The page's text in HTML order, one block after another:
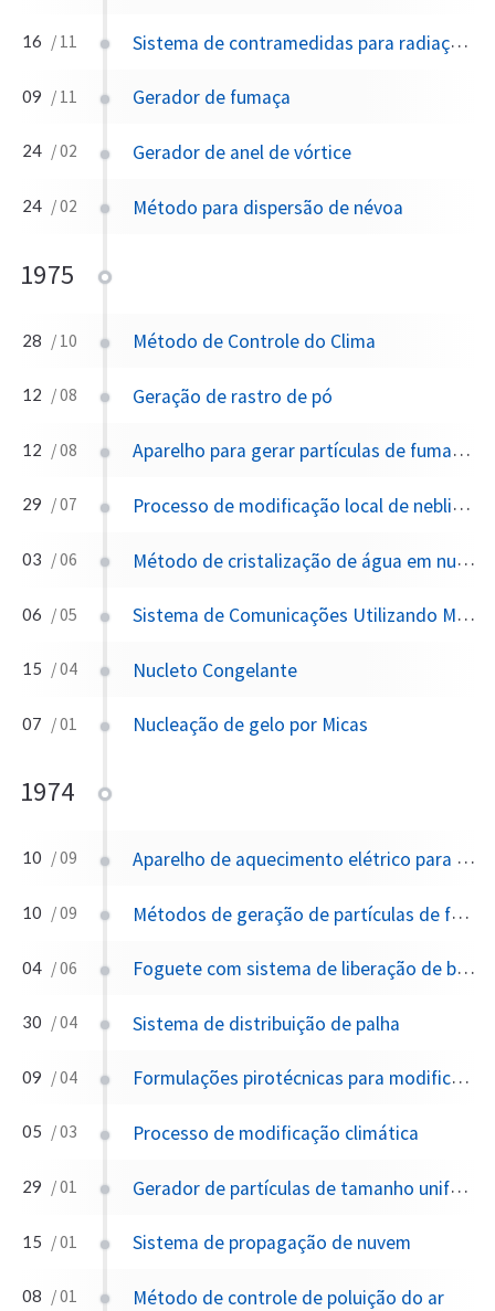
16 / 11 Sistema de contramedidas para radiação laser
09 / 11 Gerador de fumaça
24 / 02 Gerador de anel de vórtice
24 / 02 Método para dispersão de névoa
1975
28 / 10 Método de Controle do Clima
12 / 08 Geração de rastro de pó
12 / 08 Aparelho para gerar partículas de fumaça de núcleos de gelo para modificação climática
29 / 07 Processo de modificação local de neblina e nuvens para desencadear sua precipitação e impedir o desenvolvimento de nuvens produtoras de granizo
03 / 06 Método de cristalização de água em nuvens e nevoeiros super-resfriados e reagente útil no referido método
06 / 05 Sistema de Comunicações Utilizando Modulação da Polarização Característica da Ionosfera
15 / 04 Nucleto Congelante
07 / 01 Nucleação de gelo por Micas
1974
10 / 09 Aparelho de aquecimento elétrico para gerar vapores superaquecidos
10 / 09 Métodos de geração de partículas de fumaça de núcleos de gelo para modificação climática e aparelhos para isso
04 / 06 Foguete com sistema de liberação de bário para criar nuvens de íons na atmosfera superior
30 / 04 Sistema de distribuição de palha
09 / 04 Formulações pirotécnicas para modificação climática compreendendo uma mistura de iodatos
05 / 03 Processo de modificação climática
29 / 01 Gerador de partículas de tamanho uniforme
15 / 01 Sistema de propagação de nuvem
08 / 01 Método de controle de poluição do ar